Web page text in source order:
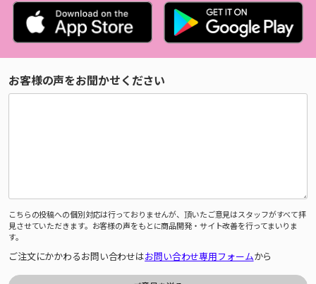
お客様の声をお聞かせください
こちらの投稿への個別対応は行っておりませんが、頂いたご意見はスタッフがすべて拝
見させていただきます。お客様の声をもとに商品開発・サイト改善を行ってまいりま
す。
ご注文にかかわるお問い合わせはお問い合わせ専用フォームから